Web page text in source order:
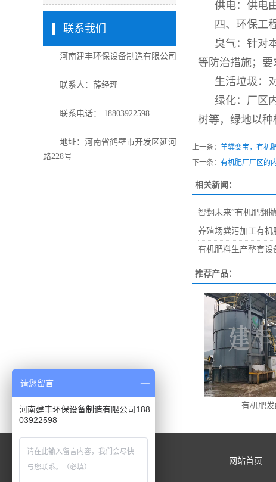
联系我们
河南建丰环保设备制造有限公司
联系人：薛经理
联系电话： 18803922598
地址：河南省鹤壁市开发区延河
路228号
供电：供电
四、环保工
臭气：针对
等防治措施；要
生活垃圾：
绿化：厂区
树等，绿地以种
上一条： 羊粪变宝，有机
下一条： 有机肥厂厂区的
相关新闻：
智翻未来”有机肥翻
养殖场粪污加工有
有机肥料生产整套设
推荐产品：
有机肥
网站首页
请您留言
河南建丰环保设备制造有限公司188
03922598